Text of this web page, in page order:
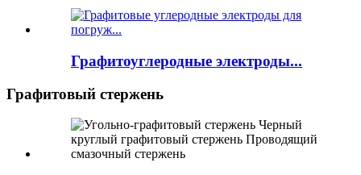
Графитоуглеродные электроды...
Графитовый стержень